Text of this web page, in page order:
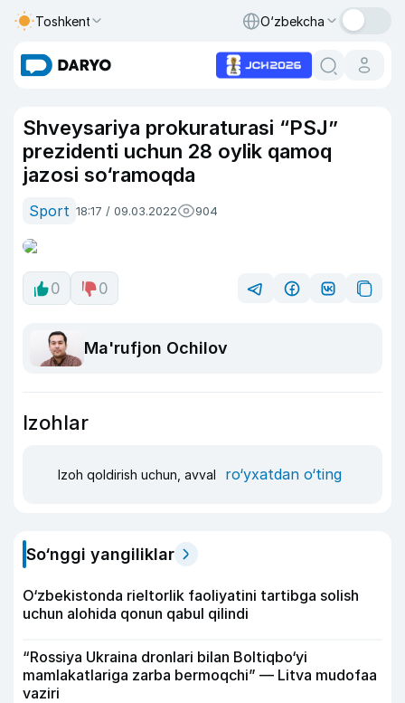
Toshkent O‘zbekcha
Shveysariya prokuraturasi “PSJ”
prezidenti uchun 28 oylik qamoq
jazosi so‘ramoqda
Sport 18:17 / 09.03.2022 904
0 0
Ma'rufjon Ochilov
Izohlar
Izoh qoldirish uchun, avval ro‘yxatdan o‘ting
So‘nggi yangiliklar
O‘zbekistonda rieltorlik faoliyatini tartibga solish
uchun alohida qonun qabul qilindi
“Rossiya Ukraina dronlari bilan Boltiqbo‘yi
mamlakatlariga zarba bermoqchi” — Litva mudofaa
vaziri